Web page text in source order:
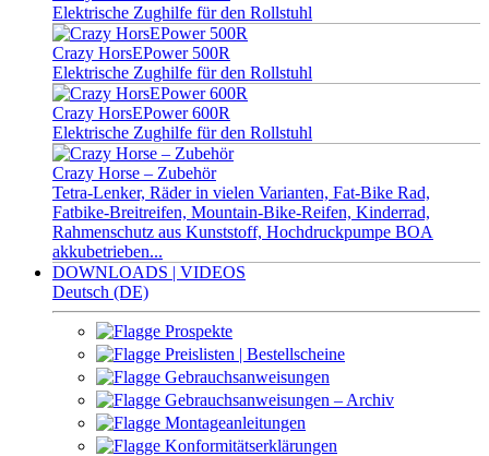
Elektrische Zughilfe für den Rollstuhl
Crazy HorsEPower 500R
Elektrische Zughilfe für den Rollstuhl
Crazy HorsEPower 600R
Elektrische Zughilfe für den Rollstuhl
Crazy Horse – Zubehör
Tetra-Lenker, Räder in vielen Varianten, Fat-Bike Rad,
Fatbike-Breitreifen, Mountain-Bike-Reifen, Kinderrad,
Rahmenschutz aus Kunststoff, Hochdruckpumpe BOA
akkubetrieben...
DOWNLOADS | VIDEOS
Deutsch (DE)
Prospekte
Preislisten | Bestellscheine
Gebrauchsanweisungen
Gebrauchsanweisungen – Archiv
Montageanleitungen
Konformitätserklärungen